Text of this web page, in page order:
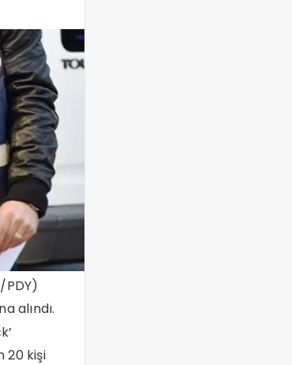
PDY)
alındı.
20 kişi